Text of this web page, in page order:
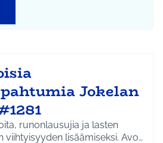
Jokelan
runonlausujia ja lasten
viihtyisyyden lisäämiseksi. Avo…